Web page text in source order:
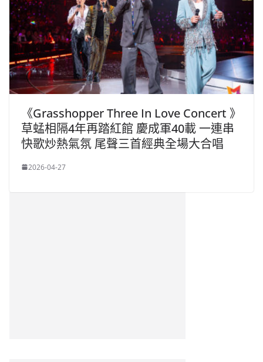
《Grasshopper Three In Love Concert 》
草蜢相隔4年再踏紅館 慶成軍40載 一連串
快歌炒熱氣氛 尾聲三首經典全場大合唱
2026-04-27